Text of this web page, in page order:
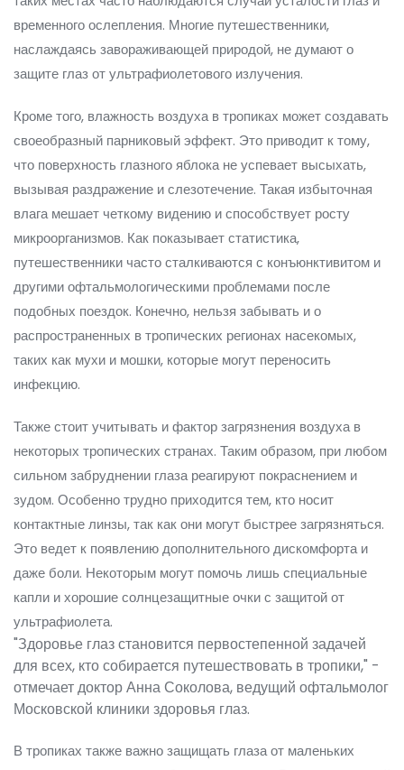
временного ослепления. Многие путешественники,
наслаждаясь завораживающей природой, не думают о
защите глаз от ультрафиолетового излучения.
Кроме того, влажность воздуха в тропиках может создавать
своеобразный парниковый эффект. Это приводит к тому,
что поверхность глазного яблока не успевает высыхать,
вызывая раздражение и слезотечение. Такая избыточная
влага мешает четкому видению и способствует росту
микроорганизмов. Как показывает статистика,
путешественники часто сталкиваются с конъюнктивитом и
другими офтальмологическими проблемами после
подобных поездок. Конечно, нельзя забывать и о
распространенных в тропических регионах насекомых,
таких как мухи и мошки, которые могут переносить
инфекцию.
Также стоит учитывать и фактор загрязнения воздуха в
некоторых тропических странах. Таким образом, при любом
сильном забруднении глаза реагируют покраснением и
зудом. Особенно трудно приходится тем, кто носит
контактные линзы, так как они могут быстрее загрязняться.
Это ведет к появлению дополнительного дискомфорта и
даже боли. Некоторым могут помочь лишь специальные
капли и хорошие солнцезащитные очки с защитой от
ультрафиолета.
"Здоровье глаз становится первостепенной задачей
для всех, кто собирается путешествовать в тропики," -
отмечает доктор Анна Соколова, ведущий офтальмолог
Московской клиники здоровья глаз.
В тропиках также важно защищать глаза от маленьких